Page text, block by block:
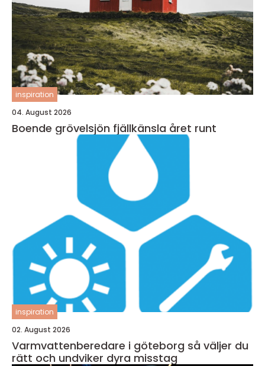
inspiration
04. August 2026
Boende grövelsjön fjällkänsla året runt
inspiration
02. August 2026
Varmvattenberedare i göteborg så väljer du
rätt och undviker dyra misstag